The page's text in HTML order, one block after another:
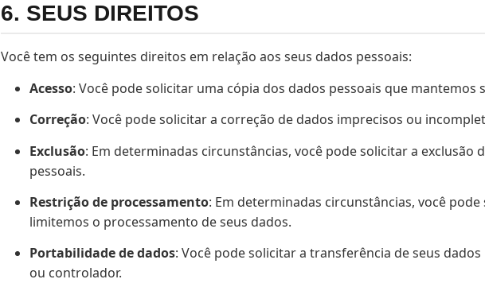
6. SEUS DIREITOS
Você tem os seguintes direitos em relação aos seus dados pessoais:
Acesso: Você pode solicitar uma cópia dos dados pessoais que mantemos
Correção: Você pode solicitar a correção de dados imprecisos ou
Exclusão: Em determinadas circunstâncias, você pode solicitar a exclusão
pessoais.
Restrição de processamento: Em determinadas circunstâncias, você
limitemos o processamento de seus dados.
Portabilidade de dados: Você pode solicitar a transferência de seus
ou controlador.